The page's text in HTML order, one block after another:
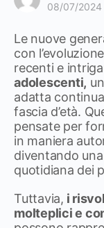
08/07/2024
Le nuove
con
recenti e
adolescenti,
adatta
fascia d’età.
pensate per
in maniera
diventando
quotidiana dei
Tuttavia, i
molteplici e